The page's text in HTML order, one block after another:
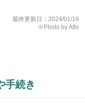
最終更新日： 2024/01/16
※Photo by Aflo
手続き